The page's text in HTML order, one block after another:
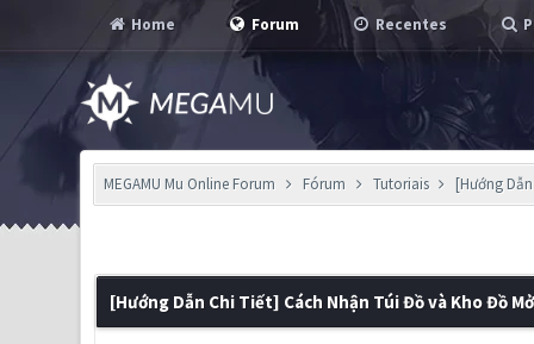
Home Forum Recentes
MEGAMU Mu Online Forum Fórum Tutoriais [Hướng
[Hướng Dẫn Chi Tiết] Cách Nhận Túi Đồ và Kho Đồ